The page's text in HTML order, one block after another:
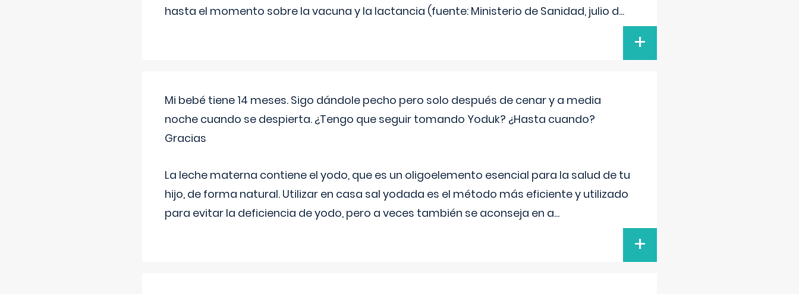
hasta el momento sobre la vacuna y la lactancia (fuente: Ministerio de Sanidad, julio d...
+
Mi bebé tiene 14 meses. Sigo dándole pecho pero solo después de cenar y a media
noche cuando se despierta. ¿Tengo que seguir tomando Yoduk? ¿Hasta cuando?
Gracias
La leche materna contiene el yodo, que es un oligoelemento esencial para la salud de tu
hijo, de forma natural. Utilizar en casa sal yodada es el método más eficiente y utilizado
para evitar la deficiencia de yodo, pero a veces también se aconseja en a...
+